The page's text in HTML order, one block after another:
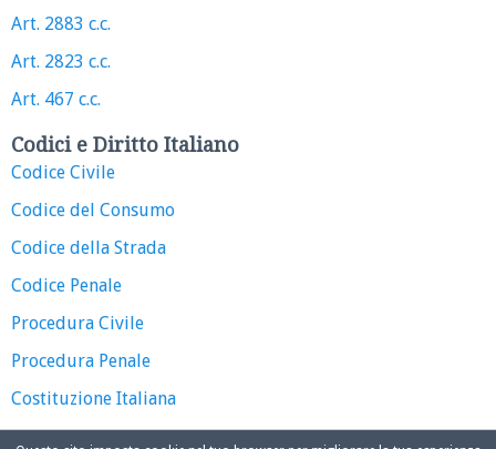
Art. 2883 c.c.
Art. 2823 c.c.
Art. 467 c.c.
Codici e Diritto Italiano
Codice Civile
Codice del Consumo
Codice della Strada
Codice Penale
Procedura Civile
Procedura Penale
Costituzione Italiana